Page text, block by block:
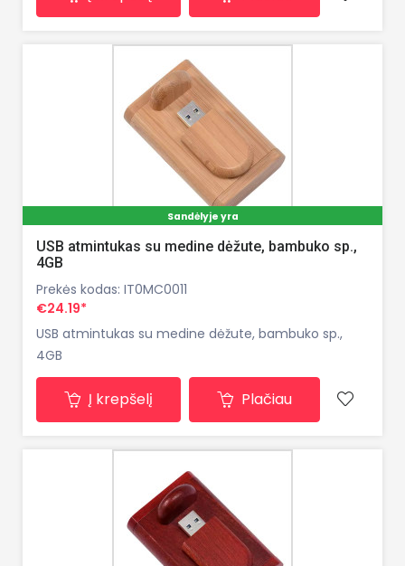
Sandėlyje yra
USB atmintukas su medine dėžute, bambuko sp.,
4GB
Prekės kodas: IT0MC0011
€24.19*
USB atmintukas su medine dėžute, bambuko sp.,
4GB
Į krepšelį Plačiau